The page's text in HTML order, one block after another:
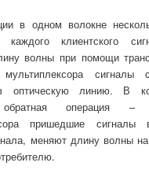
в одном волокне
клиентского
волны при помощи
сигналы
оптическую линию. В
обратная операция
пришедшие сигналы
меняют длину волны